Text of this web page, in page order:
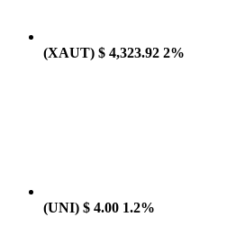
(XAUT) $ 4,323.92 2%
(UNI) $ 4.00 1.2%